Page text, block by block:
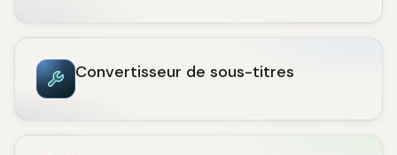
Convertisseur de sous-titres